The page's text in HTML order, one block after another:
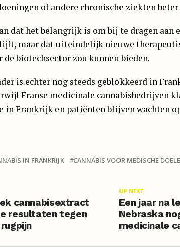
of andere chronische ziekten
dat het belangrijk is om bij te dragen aan
maar dat uiteindelijk nieuwe
de biotechsector zou kunnen bieden.
is echter nog steeds geblokkeerd in
Franse medicinale cannabisbedrijven
in Frankrijk en patiënten blijven wachten
IN FRANKRIJK CANNABIS VOOR MEDISCHE
UP NEXT
Een jaar na
Nebraska
medicinale
cannabisextract
resultaten tegen